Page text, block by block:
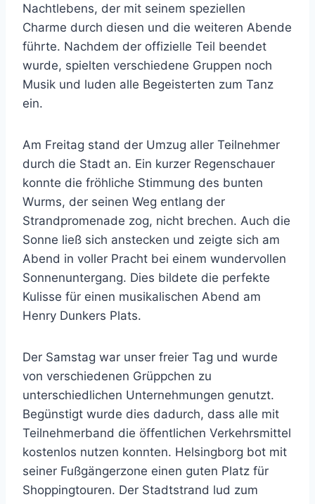
Nachtlebens, der mit seinem speziellen
Charme durch diesen und die weiteren Abende
führte. Nachdem der offizielle Teil beendet
wurde, spielten verschiedene Gruppen noch
Musik und luden alle Begeisterten zum Tanz
ein.
Am Freitag stand der Umzug aller Teilnehmer
durch die Stadt an. Ein kurzer Regenschauer
konnte die fröhliche Stimmung des bunten
Wurms, der seinen Weg entlang der
Strandpromenade zog, nicht brechen. Auch die
Sonne ließ sich anstecken und zeigte sich am
Abend in voller Pracht bei einem wundervollen
Sonnenuntergang. Dies bildete die perfekte
Kulisse für einen musikalischen Abend am
Henry Dunkers Plats.
Der Samstag war unser freier Tag und wurde
von verschiedenen Grüppchen zu
unterschiedlichen Unternehmungen genutzt.
Begünstigt wurde dies dadurch, dass alle mit
Teilnehmerband die öffentlichen Verkehrsmittel
kostenlos nutzen konnten. Helsingborg bot mit
seiner Fußgängerzone einen guten Platz für
Shoppingtouren. Der Stadtstrand lud zum